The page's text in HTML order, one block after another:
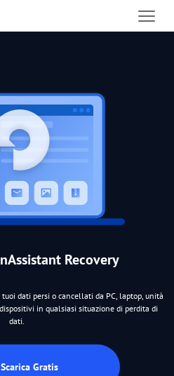
Recovery
dati persi o cancellati da PC, laptop, unità
in qualsiasi situazione di perdita di
dati.
Scarica Gratis